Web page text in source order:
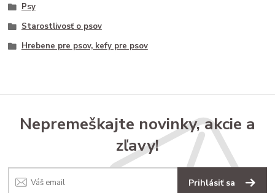
Psy
Starostlivosť o psov
Hrebene pre psov, kefy pre psov
Nepremeškajte novinky, akcie a
zľavy!
Prihlásiť sa